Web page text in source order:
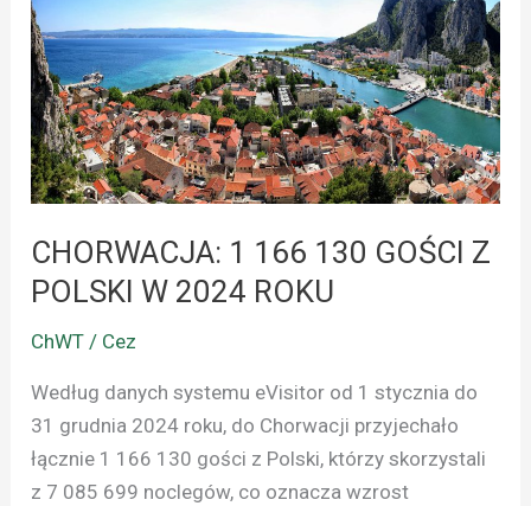
CHORWACJA: 1 166 130 GOŚCI Z
POLSKI W 2024 ROKU
ChWT / Cez
Według danych systemu eVisitor od 1 stycznia do
31 grudnia 2024 roku, do Chorwacji przyjechało
łącznie 1 166 130 gości z Polski, którzy skorzystali
z 7 085 699 noclegów, co oznacza wzrost
1
166
130
GOŚCI
Z
POLSKI
2024
ROKU